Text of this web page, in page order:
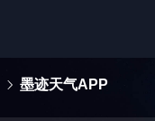
墨迹天气APP